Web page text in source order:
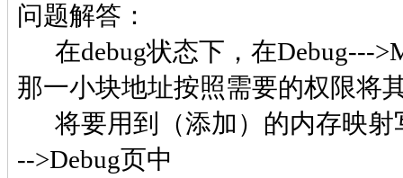
问题解答：
在debug状态下，在Debug---
那一小块地址按照需要的权限将
将要用到（添加）的内存映射
-->Debug页中